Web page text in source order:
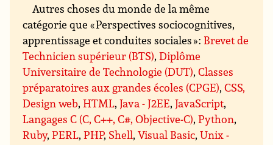
Autres choses du monde de la même
catégorie que « Perspectives sociocognitives,
apprentissage et conduites sociales » : Brevet de
Technicien supérieur (BTS),Diplôme
Universitaire de Technologie (DUT),Classes
préparatoires aux grandes écoles (CPGE),CSS,
Design web,HTML,Java - J2EE,JavaScript,
Langages C (C, C++, C#, Objective-C),Python,
Ruby,PERL,PHP, Shell,Visual Basic,Unix -